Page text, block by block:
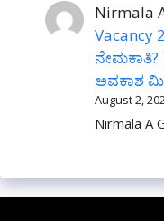
Nirmala
Vacancy
ಅವಕಾಶ
August 2,
Nirmala A